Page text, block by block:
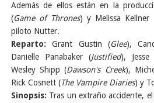
Además de ellos están en la
(Game of Thrones) y Melissa Kellner
piloto Nutter.
Reparto:Grant Gustin (Glee),
Danielle Panabaker (Justified),
Wesley Shipp (Dawson's Creek),
Rick Cosnett (The Vampire Diaries) y
Sinopsis: Tras un extraño accidente,